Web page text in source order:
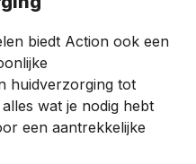
biedt Action ook een
huidverzorging tot
wat je nodig hebt
een aantrekkelijke